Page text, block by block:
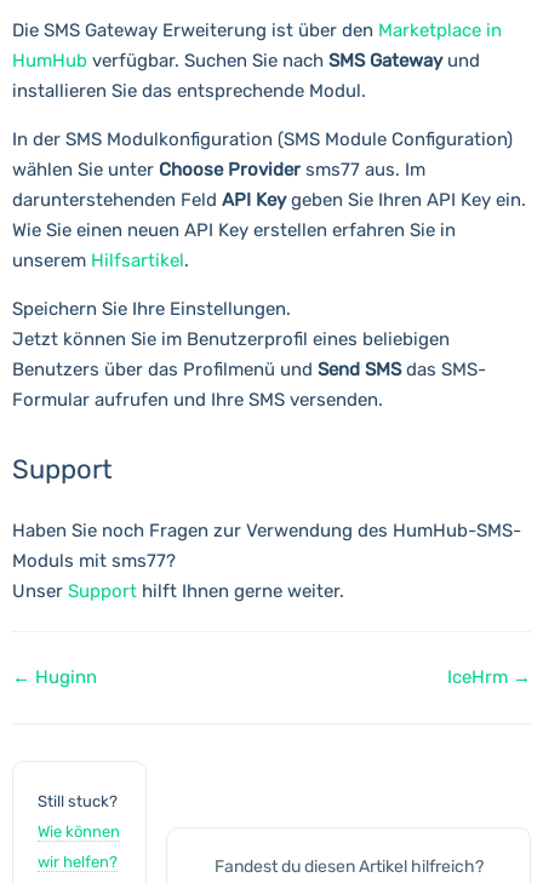
Die SMS Gateway Erweiterung ist über den Marketplace in
HumHub verfügbar. Suchen Sie nach SMS Gatewayund
installieren Sie das entsprechende Modul.
In der SMS Modulkonfiguration (SMS Module Configuration)
wählen Sie unter Choose Providersms77 aus. Im
darunterstehenden Feld API Keygeben Sie Ihren API Key ein.
Wie Sie einen neuen API Key erstellen erfahren Sie in
unserem Hilfsartikel.
Speichern Sie Ihre Einstellungen.
Jetzt können Sie im Benutzerprofil eines beliebigen
Benutzers über das Profilmenü und Send SMSdas SMS-
Formular aufrufen und Ihre SMS versenden.
Support
Haben Sie noch Fragen zur Verwendung des HumHub-SMS-
Moduls mit sms77?
Unser Support hilft Ihnen gerne weiter.
Navigation
← Huginn IceHrm →
Still stuck?
Wie können
wir helfen?
Fandest du diesen Artikel hilfreich?